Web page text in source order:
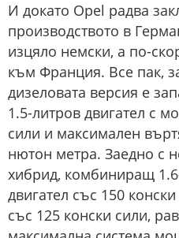
И докато Opel радва
производството в
изцяло немски, а по-
към Франция. Все пак,
дизеловата версия е
1.5-литров двигател с
сили и максимален
нютон метра. Заедно с
хибрид, комбиниращ
двигател със 150
със 125 конски сили,